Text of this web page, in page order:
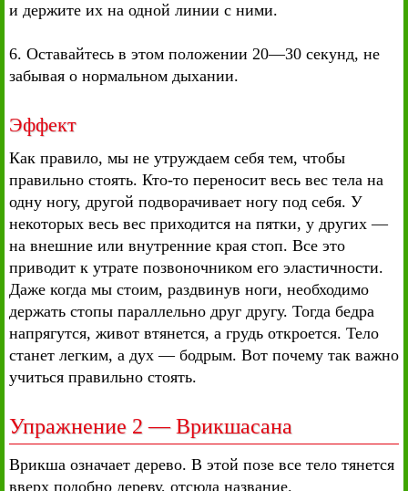
и держите их на одной линии с ними.
6. Оставайтесь в этом положении 20—30 секунд, не
забывая о нормальном дыхании.
Эффект
Как правило, мы не утруждаем себя тем, чтобы
правильно стоять. Кто-то переносит весь вес тела на
одну ногу, другой подворачивает ногу под себя. У
некоторых весь вес приходится на пятки, у других —
на внешние или внутренние края стоп. Все это
приводит к утрате позвоночником его эластичности.
Даже когда мы стоим, раздвинув ноги, необходимо
держать стопы параллельно друг другу. Тогда бедра
напрягутся, живот втянется, а грудь откроется. Тело
станет легким, а дух — бодрым. Вот почему так важно
учиться правильно стоять.
Упражнение 2 — Врикшасана
Врикша означает дерево. В этой позе все тело тянется
вверх подобно дереву, отсюда название.